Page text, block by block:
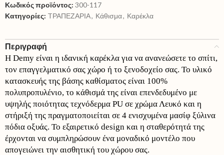
Κωδικός προϊόντος: 300-117
Κατηγορίες: TΡΑΠΕΖΑΡΙΑ, Κάθισμα, Καρέκλα
Περιγραφή
Η Demy είναι η ιδανική καρέκλα για να ανανεώσετε το σπίτι,
τον επαγγελματικό σας χώρο ή το ξενοδοχείο σας. Το υλικό
κατασκευής της βάσης καθίσματος είναι 100%
πολυπροπυλένιο, το κάθισμά της είναι επενδεδυμένο με
υψηλής ποιότητας τεχνόδερμα PU σε χρώμα Λευκό και η
στήριξή της πραγματοποιείται σε 4 ενισχυμένα μασίφ ξύλινα
πόδια οξυάς. Το εξαιρετικό design και η σταθερότητά της
έρχονται να συμπληρώσουν ένα μοναδικό μοντέλο που
απογειώνει την αισθητική του χώρου σας.